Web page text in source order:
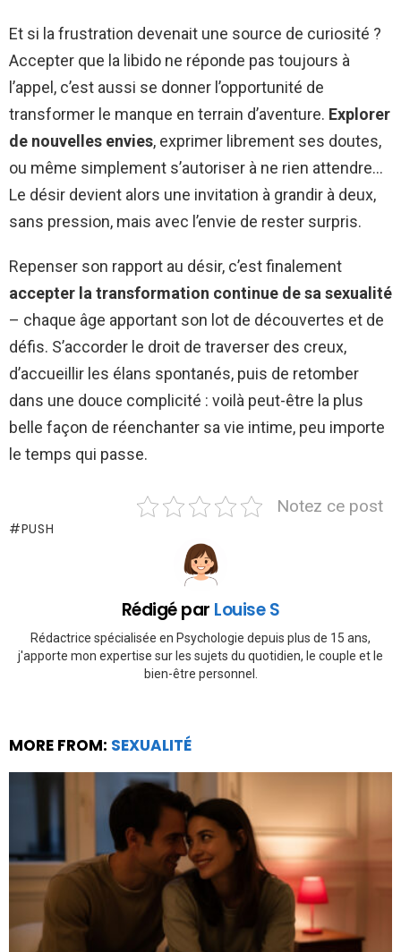
Et si la frustration devenait une source de curiosité ?
Accepter que la libido ne réponde pas toujours à
l’appel, c’est aussi se donner l’opportunité de
transformer le manque en terrain d’aventure. Explorer
de nouvelles envies, exprimer librement ses doutes,
ou même simplement s’autoriser à ne rien attendre…
Le désir devient alors une invitation à grandir à deux,
sans pression, mais avec l’envie de rester surpris.
Repenser son rapport au désir, c’est finalement
accepter la transformation continue de sa sexualité
– chaque âge apportant son lot de découvertes et de
défis. S’accorder le droit de traverser des creux,
d’accueillir les élans spontanés, puis de retomber
dans une douce complicité : voilà peut-être la plus
belle façon de réenchanter sa vie intime, peu importe
le temps qui passe.
Notez ce post
PUSH
Rédigé par Louise S
Rédactrice spécialisée en Psychologie depuis plus de 15 ans,
j'apporte mon expertise sur les sujets du quotidien, le couple et le
bien-être personnel.
MORE FROM: SEXUALITÉ